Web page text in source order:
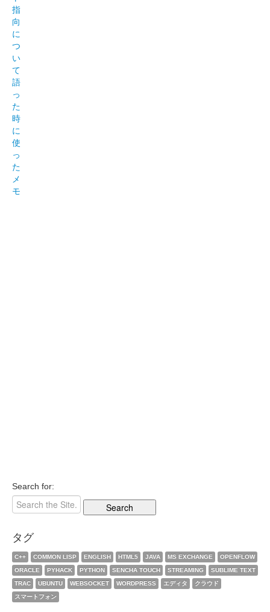
Search for:
タグ
C++ COMMON LISP ENGLISH HTML5 JAVA MS EXCHANGE
OPENFLOW
ORACLE
PYHACK PYTHON SENCHA TOUCH STREAMING
SUBLIME TEXT
TRAC
UBUNTU WEBSOCKET WORDPRESS エディタ
クラウド
スマートフォン